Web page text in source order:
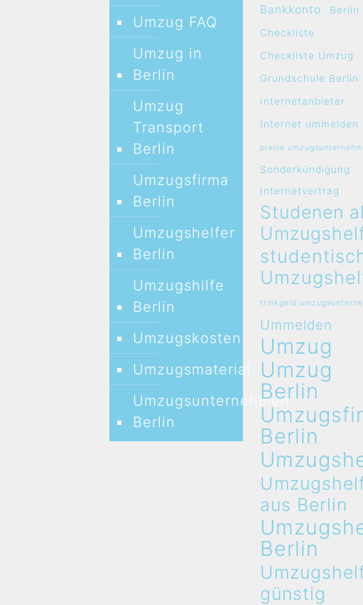
Umzug FAQ
Umzug in
Berlin
Umzug
Transport
Berlin
Umzugsfirma
Berlin
Umzugshelfer
Berlin
Umzugshilfe
Berlin
Umzugskosten
Umzugsmaterial
Umzugsunternehmen
Berlin
Bankkonto
Berlin
Checkliste
Checkliste Umzug
Grundschule Berlin
Internetanbieter
Internet ummelden
preise
Sonderkündigung
Internetvertrag
Studenen
trinkgeld
Ummelden
Umzug
Umzug
Berlin
Berlin
aus Berlin
Berlin
günstig